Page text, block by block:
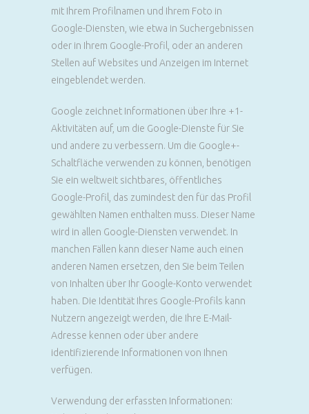
mit Ihrem Profilnamen und Ihrem Foto in
Google-Diensten, wie etwa in Suchergebnissen
oder in Ihrem Google-Profil, oder an anderen
Stellen auf Websites und Anzeigen im Internet
eingeblendet werden.
Google zeichnet Informationen über Ihre +1-
Aktivitäten auf, um die Google-Dienste für Sie
und andere zu verbessern. Um die Google+-
Schaltfläche verwenden zu können, benötigen
Sie ein weltweit sichtbares, öffentliches
Google-Profil, das zumindest den für das Profil
gewählten Namen enthalten muss. Dieser Name
wird in allen Google-Diensten verwendet. In
manchen Fällen kann dieser Name auch einen
anderen Namen ersetzen, den Sie beim Teilen
von Inhalten über Ihr Google-Konto verwendet
haben. Die Identität Ihres Google-Profils kann
Nutzern angezeigt werden, die Ihre E-Mail-
Adresse kennen oder über andere
identifizierende Informationen von Ihnen
verfügen.
Verwendung der erfassten Informationen: